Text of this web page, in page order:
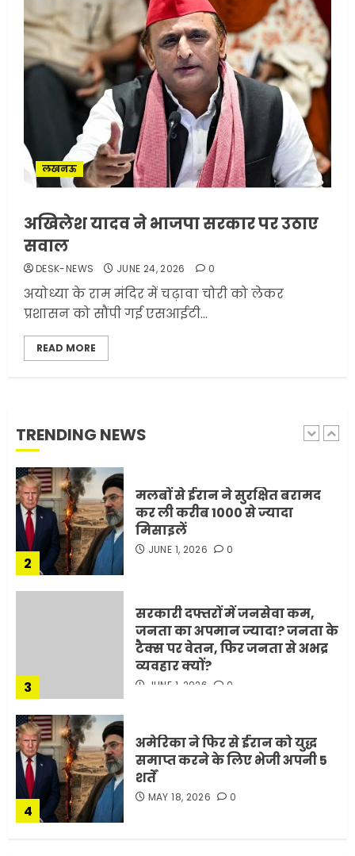
लखनऊ
अखिलेश यादव ने भाजपा सरकार पर उठाए
सवाल
DESK-NEWS JUNE 24, 2026 0
अयोध्या के राम मंदिर में चढ़ावा चोरी को लेकर
प्रशासन को सौंपी गई एसआईटी...
READ MORE
TRENDING NEWS
3
जनता का अपमान ज्यादा? जनता के
टैक्स पर वेतन, फिर जनता से अभद्र
व्यवहार क्यों?
JUNE 1, 2026 0
अमेरिका ने फिर से ईरान को युद्ध
समाप्त करने के लिए भेजी अपनी 5
शर्तें
MAY 18, 2026 0
5
ट्रंप ने किया एलान
FEBRUARY 3, 2026 0
1
2
मलबों से ईरान ने सुरक्षित बरामद
कर ली करीब 1000 से ज्यादा
मिसाइलें
JUNE 1, 2026 0
3
सरकारी दफ्तरों में जनसेवा कम,
जनता का अपमान ज्यादा? जनता के
टैक्स पर वेतन, फिर जनता से अभद्र
व्यवहार क्यों?
JUNE 1, 2026 0
4
अमेरिका ने फिर से ईरान को युद्ध
समाप्त करने के लिए भेजी अपनी 5
शर्तें
MAY 18, 2026 0